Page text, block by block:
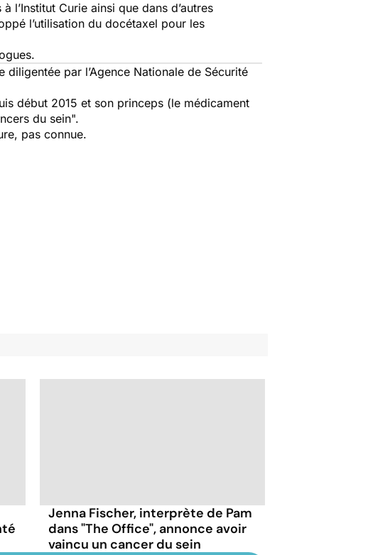
l’Institut Curie ainsi que dans d’autres
l’utilisation du docétaxel pour les
diligentée par l’Agence Nationale de Sécurité
début 2015 et son princeps (le médicament
du sein".
pas connue.
Jenna Fischer, interprète de Pam
dans "The Office", annonce avoir
vaincu un cancer du sein